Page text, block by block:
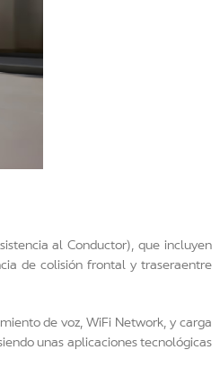
al Conductor), que incluyen
de colisión frontal y traseraentre
de voz, WiFi Network, y carga
unas aplicaciones tecnológicas